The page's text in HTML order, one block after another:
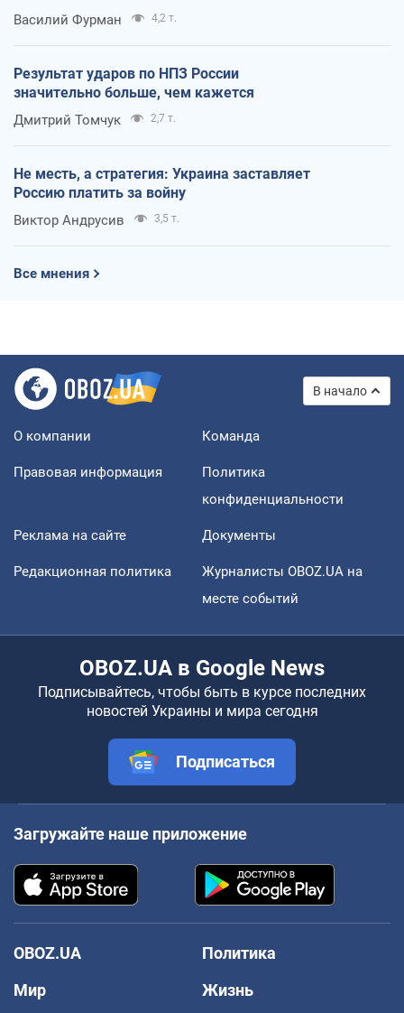
Василий Фурман 4,2 т.
Результат ударов по НПЗ России
значительно больше, чем кажется
Дмитрий Томчук 2,7 т.
Не месть, а стратегия: Украина заставляет
Россию платить за войну
Виктор Андрусив 3,5 т.
Все мнения
В начало
О компании Команда
Правовая информация
Политика
конфиденциальности
Реклама на сайте Документы
Редакционная политика
Журналисты OBOZ.UA на
месте событий
OBOZ.UA в Google News
Подписывайтесь, чтобы быть в курсе последних
новостей Украины и мира сегодня
Подписаться
Загружайте наше приложение
OBOZ.UA
Политика
Мир
Жизнь